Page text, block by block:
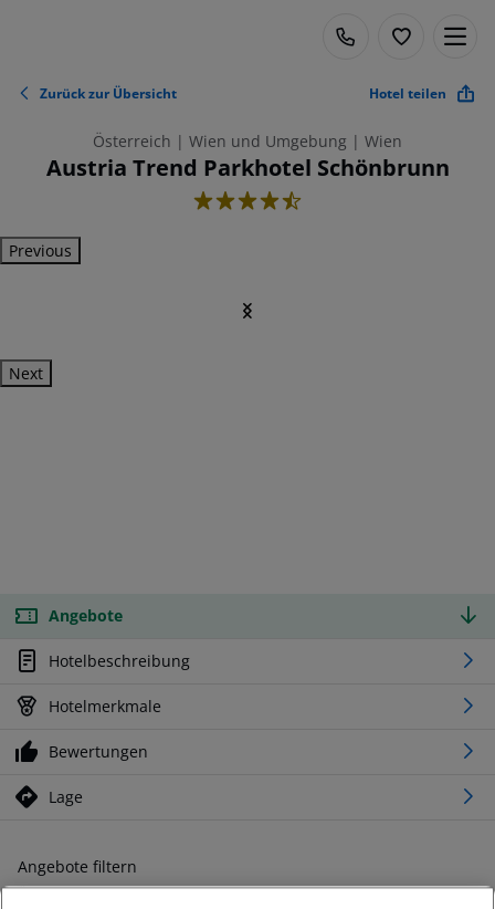
Zurück zur Übersicht Hotel teilen
Österreich | Wien und Umgebung | Wien
Austria Trend Parkhotel Schönbrunn
4.5
Previous
Next
Angebote
Hotelbeschreibung
Hotelmerkmale
Bewertungen
Lage
Angebote filtern
Ändern Sie Ihre Kriterien nach Ihren Wünschen